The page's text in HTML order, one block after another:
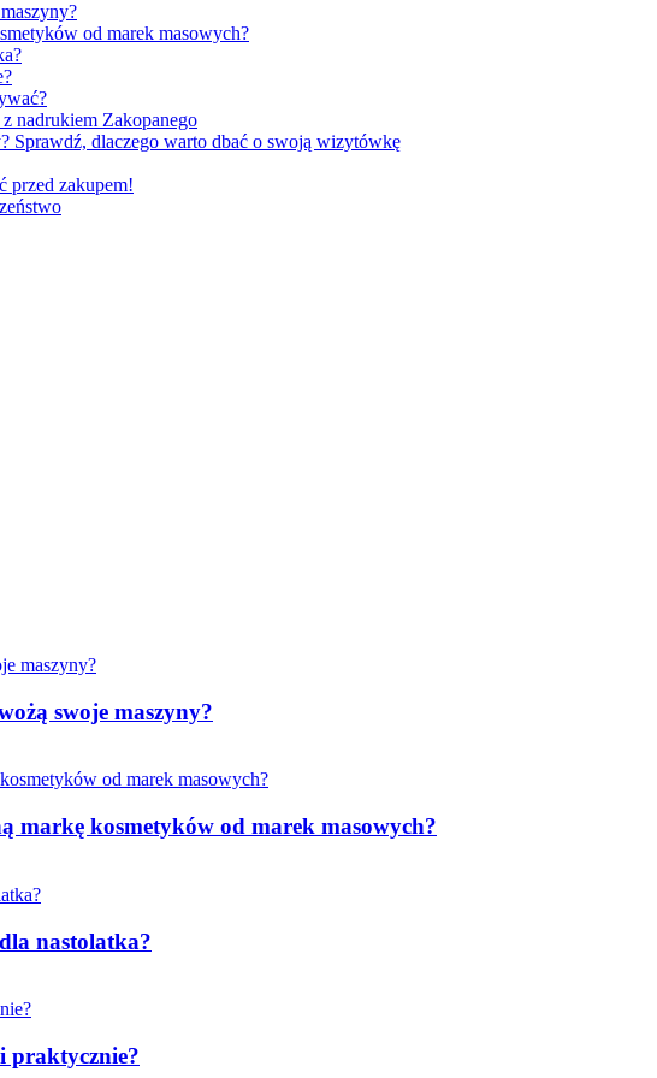
od marek masowych?
nadrukiem Zakopanego
Sprawdź, dlaczego warto dbać o swoją wizytówkę
przed zakupem!
swoje maszyny?
markę kosmetyków od marek masowych?
nastolatka?
praktycznie?